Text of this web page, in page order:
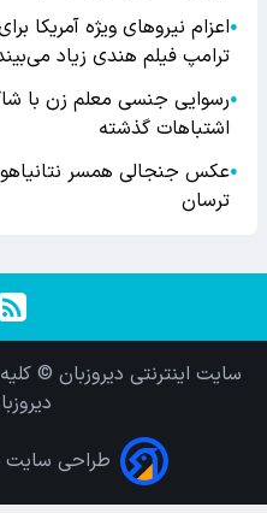
●اعزام نیروهای ویژه آمریکا
ترامپ فیلم هندی زیاد
●
اشتباهات گذشته
●عکس جنجالی همسر
ترسان
سایت اینترنتی دیروزبان ©
طراحی سایت